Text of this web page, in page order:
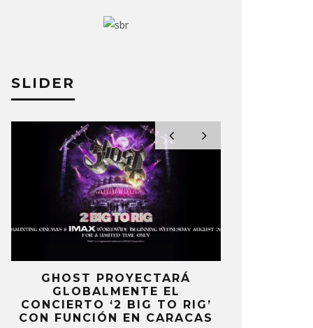
VINCENT LANZA EL SENCILLO
20 SEPTIEMBRE, 2024
SLIDER
GHOST PROYECTARÁ
GLOBALMENTE EL
CONCIERTO ‘2 BIG TO RIG’
CON FUNCIÓN EN CARACAS